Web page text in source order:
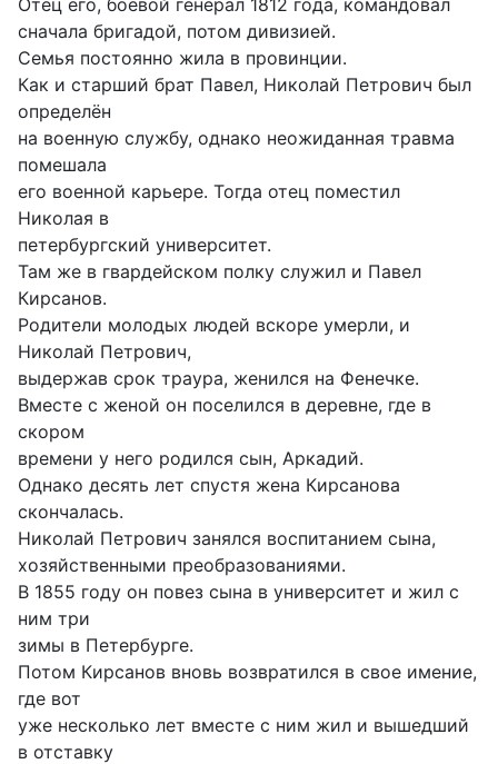
Отец его, боевой генерал 1812 года, командовал
сначала бригадой, потом дивизией.
Семья постоянно жила в провинции.
Как и старший брат Павел, Николай Петрович был
определён
на военную службу, однако неожиданная травма
помешала
его военной карьере. Тогда отец поместил
Николая в
петербургский университет.
Там же в гвардейском полку служил и Павел
Кирсанов.
Родители молодых людей вскоре умерли, и
Николай Петрович,
выдержав срок траура, женился на Фенечке.
Вместе с женой он поселился в деревне, где в
скором
времени у него родился сын, Аркадий.
Однако десять лет спустя жена Кирсанова
скончалась.
Николай Петрович занялся воспитанием сына,
хозяйственными преобразованиями.
В 1855 году он повез сына в университет и жил с
ним три
зимы в Петербурге.
Потом Кирсанов вновь возвратился в свое имение,
где вот
уже несколько лет вместе с ним жил и вышедший
в отставку